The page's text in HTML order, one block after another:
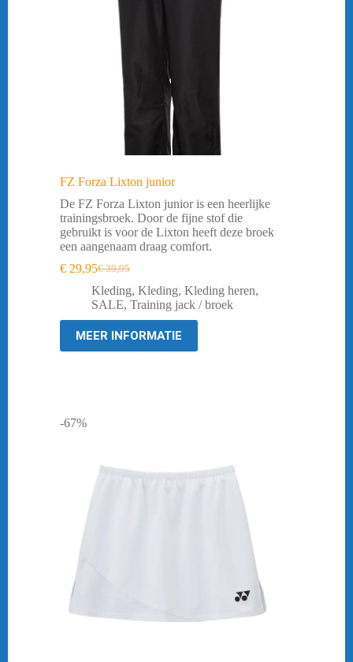
FZ Forza Lixton junior
De FZ Forza Lixton junior is een heerlijke
trainingsbroek. Door de fijne stof die
gebruikt is voor de Lixton heeft deze broek
een aangenaam draag comfort.
€39,95
Oorspronkelijke
prijs
was:
€ 39,95.
€ 29,95Huidige
prijs
is:
€ 29,95.
Kleding, Kleding, Kleding heren,
SALE, Training jack / broek
MEER INFORMATIE
-67%